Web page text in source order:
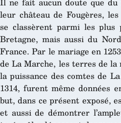
leur château de Fougères,
se classèrent parmi les plus
Bretagne, mais aussi du
France. Par le mariage en
de La Marche, les terres de
la puissance des comtes de
1314, furent même données
but, dans ce présent exposé,
et aussi de démontrer